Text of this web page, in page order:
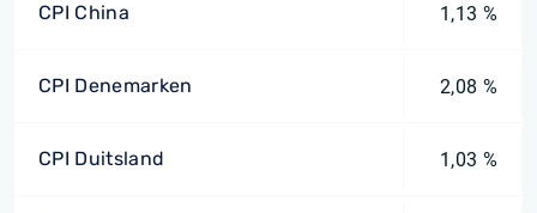
CPI China 1,13 %
CPI Denemarken 2,08 %
CPI Duitsland 1,03 %